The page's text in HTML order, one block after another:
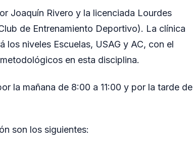
Joaquín Rivero y la licenciada Lourdes
de Entrenamiento Deportivo). La clínica
niveles Escuelas, USAG y AC, con el
en esta disciplina.
la mañana de 8:00 a 11:00 y por la tarde de
son los siguientes: